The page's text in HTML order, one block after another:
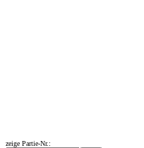
zeige Partie-Nr.: